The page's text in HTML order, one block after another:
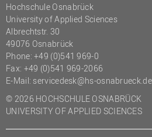
Hochschule Osnabrück
University of Applied Sciences
Albrechtstr. 30
49076 Osnabrück
Phone: +49 (0)541 969-0
Fax: +49 (0)541 969-2066
E-Mail: servicedesk@hs-osnabrueck.de
© 2026 HOCHSCHULE OSNABRÜCK
UNIVERSITY OF APPLIED SCIENCES